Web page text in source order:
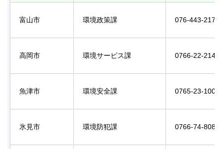
富山市 環境政策課 076-443-2178
高岡市 環境サービス課 0766-22-2144
魚津市 環境安全課 0765-23-1004
氷見市 環境防犯課 0766-74-8082